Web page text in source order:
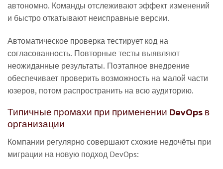
автономно. Команды отслеживают эффект изменений
и быстро откатывают неисправные версии.
Автоматическое проверка тестирует код на
согласованность. Повторные тесты выявляют
неожиданные результаты. Поэтапное внедрение
обеспечивает проверить возможность на малой части
юзеров, потом распространить на всю аудиторию.
Типичные промахи при применении DevOps в
организации
Компании регулярно совершают схожие недочёты при
миграции на новую подход DevOps: